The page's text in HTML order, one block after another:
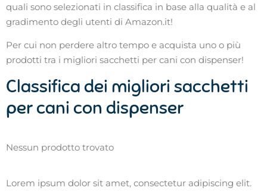
quali sono selezionati in classifica in base alla qualità e al
gradimento degli utenti di Amazon.it!
Per cui non perdere altro tempo e acquista uno o più
prodotti tra i migliori sacchetti per cani con dispenser!
Classifica dei migliori sacchetti
per cani con dispenser
Nessun prodotto trovato
Lorem ipsum dolor sit amet, consectetur adipiscing elit.